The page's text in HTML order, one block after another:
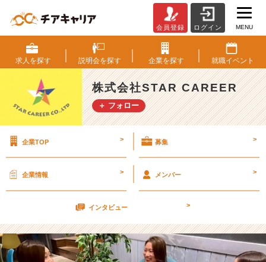
外
イ
ン
タ
ビ
ュ
け
た
＾
ほ
ぼ
女
会員登録 ログイン MENU
求人を探す 説明会を探す 企業を探す 就職イベント
株式会社STAR CAREER
＋ フォロー
企業TOP > 募集 >
企業情報 > メンバー >
インタビュー >